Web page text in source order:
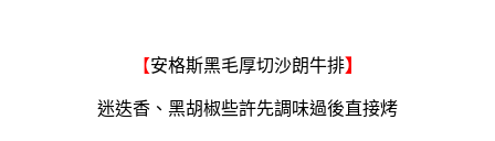
【安格斯黑毛厚切沙朗牛排】
迷迭香、黑胡椒些許先調味過後直接烤